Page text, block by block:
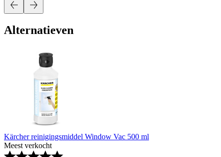
Alternatieven
Kärcher reinigingsmiddel Window Vac 500 ml
Meest verkocht